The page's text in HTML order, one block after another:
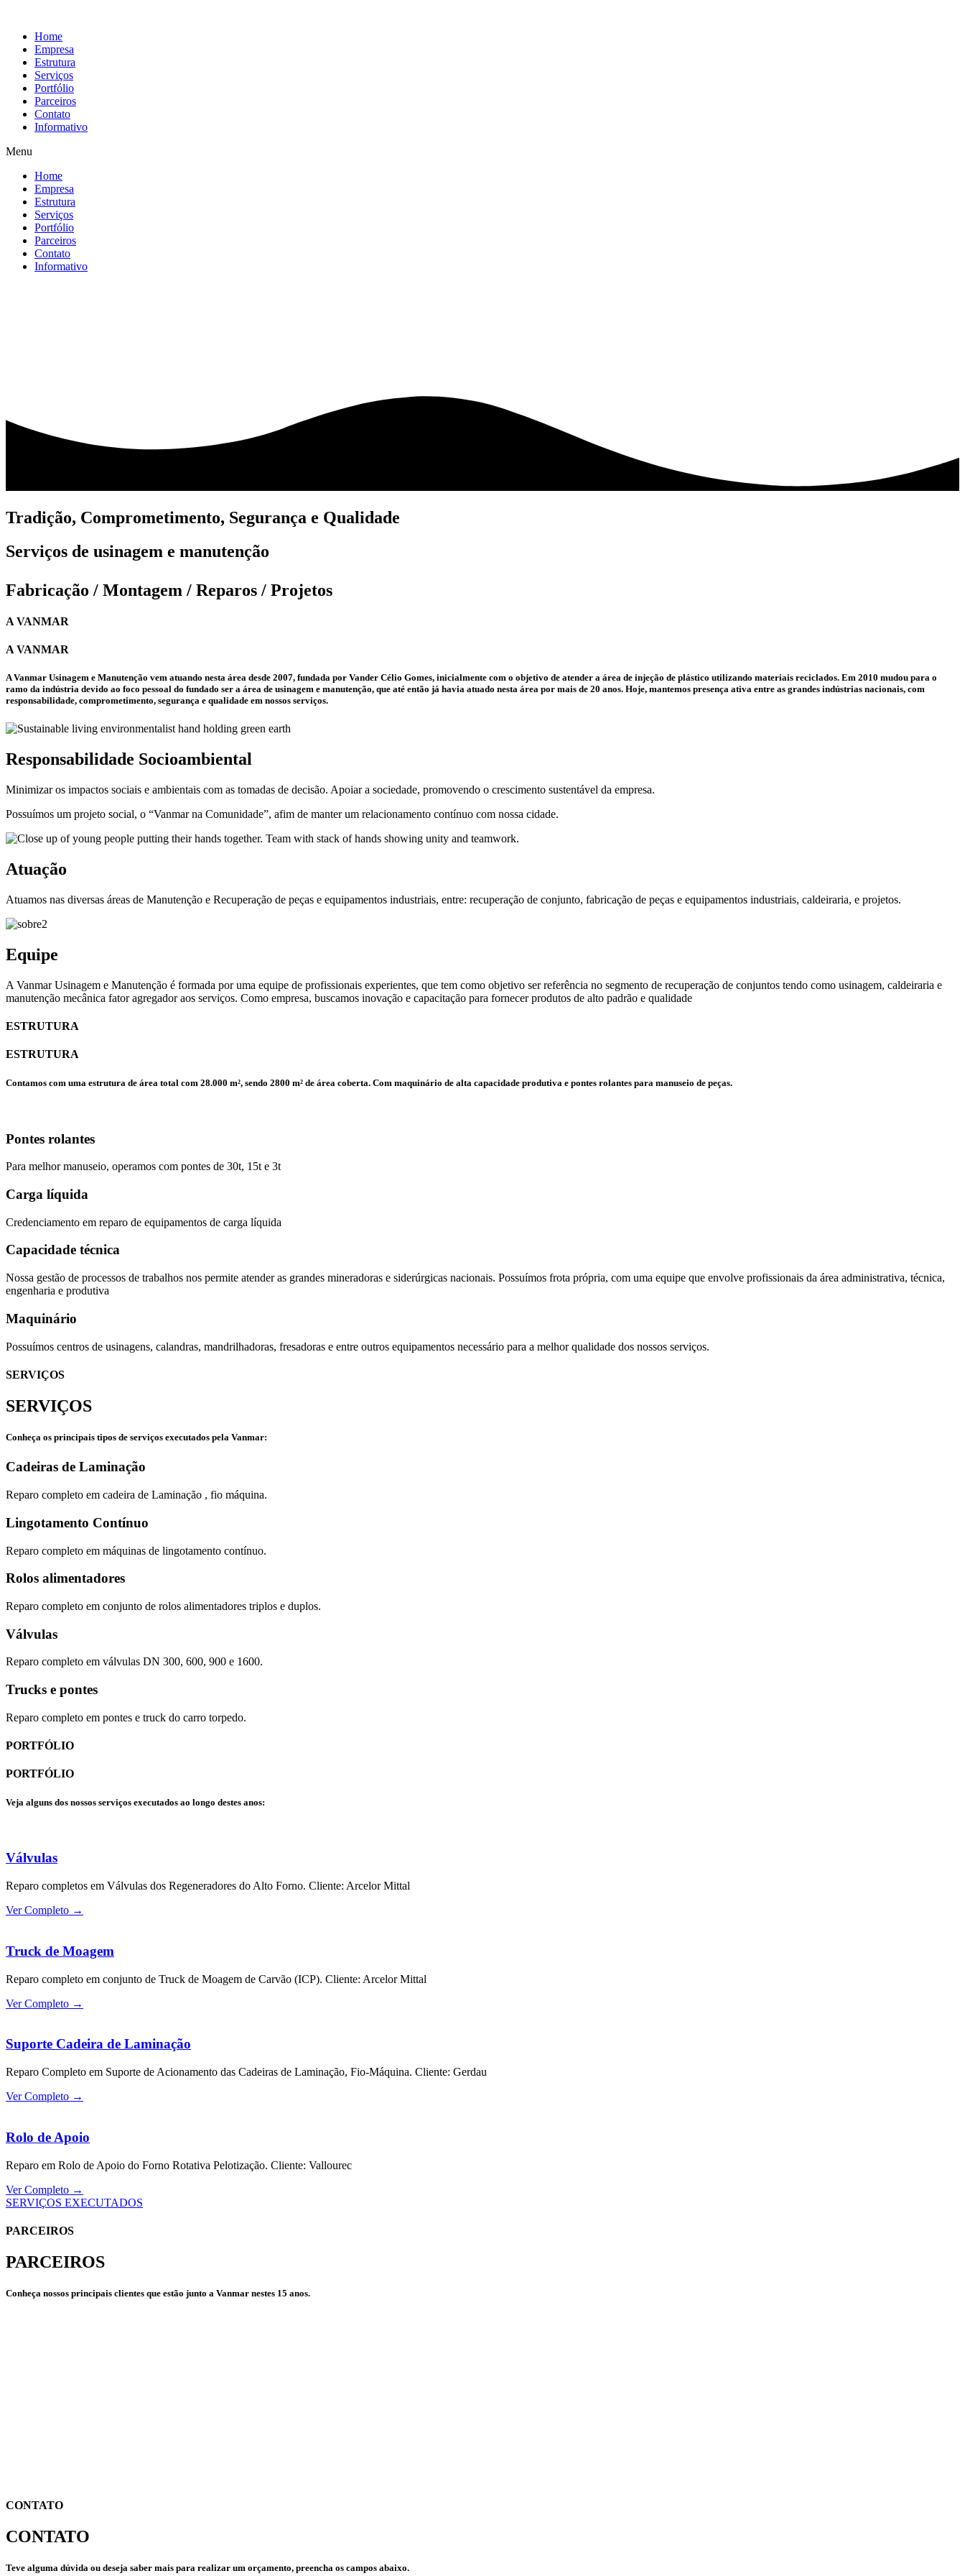
Home
Empresa
Estrutura
Serviços
Portfólio
Parceiros
Contato
Informativo
Menu
Home
Empresa
Estrutura
Serviços
Portfólio
Parceiros
Contato
Informativo
Tradição, Comprometimento, Segurança e Qualidade
Serviços de usinagem e manutenção
Fabricação / Montagem / Reparos / Projetos
A VANMAR
A VANMAR
A Vanmar Usinagem e Manutenção vem atuando nesta área desde 2007, fundada por Vander Célio Gomes, inicialmente com o objetivo de atender a área de injeção de plástico utilizando materiais reciclados. Em 2010 mudou para o
ramo da indústria devido ao foco pessoal do fundado ser a área de usinagem e manutenção, que até então já havia atuado nesta área por mais de 20 anos. Hoje, mantemos presença ativa entre as grandes indústrias nacionais, com
responsabilidade, comprometimento, segurança e qualidade em nossos serviços.
Responsabilidade Socioambiental
Minimizar os impactos sociais e ambientais com as tomadas de decisão. Apoiar a sociedade, promovendo o crescimento sustentável da empresa.
Possuímos um projeto social, o “Vanmar na Comunidade”, afim de manter um relacionamento contínuo com nossa cidade.
Atuação
Atuamos nas diversas áreas de Manutenção e Recuperação de peças e equipamentos industriais, entre: recuperação de conjunto, fabricação de peças e equipamentos industriais, caldeiraria, e projetos.
Equipe
A Vanmar Usinagem e Manutenção é formada por uma equipe de profissionais experientes, que tem como objetivo ser referência no segmento de recuperação de conjuntos tendo como usinagem, caldeiraria e
manutenção mecânica fator agregador aos serviços. Como empresa, buscamos inovação e capacitação para fornecer produtos de alto padrão e qualidade
ESTRUTURA
ESTRUTURA
Contamos com uma estrutura de área total com 28.000 m², sendo 2800 m² de área coberta. Com maquinário de alta capacidade produtiva e pontes rolantes para manuseio de peças.
Pontes rolantes
Para melhor manuseio, operamos com pontes de 30t, 15t e 3t
Carga líquida
Credenciamento em reparo de equipamentos de carga líquida
Capacidade técnica
Nossa gestão de processos de trabalhos nos permite atender as grandes mineradoras e siderúrgicas nacionais. Possuímos frota própria, com uma equipe que envolve profissionais da área administrativa, técnica,
engenharia e produtiva
Maquinário
Possuímos centros de usinagens, calandras, mandrilhadoras, fresadoras e entre outros equipamentos necessário para a melhor qualidade dos nossos serviços.
SERVIÇOS
SERVIÇOS
Conheça os principais tipos de serviços executados pela Vanmar:
Cadeiras de Laminação
Reparo completo em cadeira de Laminação , fio máquina.
Lingotamento Contínuo
Reparo completo em máquinas de lingotamento contínuo.
Rolos alimentadores
Reparo completo em conjunto de rolos alimentadores triplos e duplos.
Válvulas
Reparo completo em válvulas DN 300, 600, 900 e 1600.
Trucks e pontes
Reparo completo em pontes e truck do carro torpedo.
PORTFÓLIO
PORTFÓLIO
Veja alguns dos nossos serviços executados ao longo destes anos:
Válvulas
Reparo completos em Válvulas dos Regeneradores do Alto Forno. Cliente: Arcelor Mittal
Ver Completo →
Truck de Moagem
Reparo completo em conjunto de Truck de Moagem de Carvão (ICP). Cliente: Arcelor Mittal
Ver Completo →
Suporte Cadeira de Laminação
Reparo Completo em Suporte de Acionamento das Cadeiras de Laminação, Fio-Máquina. Cliente: Gerdau
Ver Completo →
Rolo de Apoio
Reparo em Rolo de Apoio do Forno Rotativa Pelotização. Cliente: Vallourec
Ver Completo →
SERVIÇOS EXECUTADOS
PARCEIROS
PARCEIROS
Conheça nossos principais clientes que estão junto a Vanmar nestes 15 anos.
CONTATO
CONTATO
Teve alguma dúvida ou deseja saber mais para realizar um orçamento, preencha os campos abaixo.